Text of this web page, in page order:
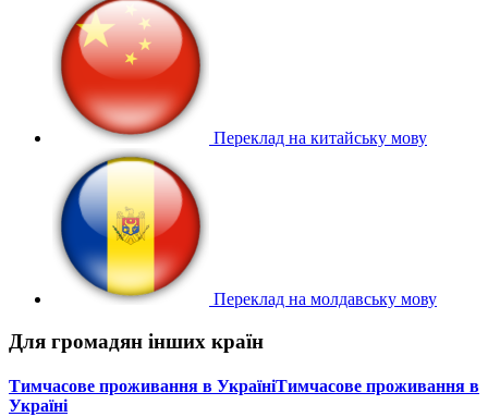
Переклад на китайську мову
Переклад на молдавську мову
Для громадян інших країн
Тимчасове проживання в УкраїніТимчасове проживання в
Україні